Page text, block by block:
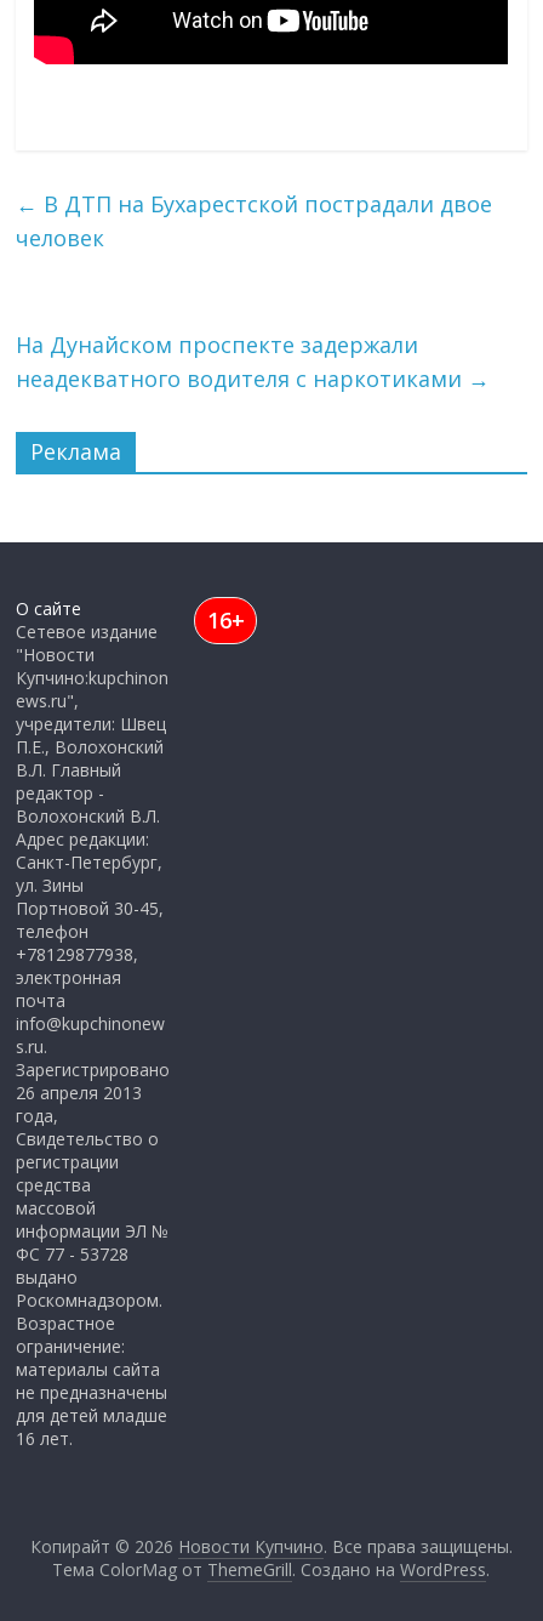
← В ДТП на Бухарестской пострадали двое
человек
На Дунайском проспекте задержали
неадекватного водителя с наркотиками →
Реклама
О сайте
Сетевое издание
"Новости
Купчино:kupchinon
ews.ru",
учредители: Швец
П.Е., Волохонский
В.Л. Главный
редактор -
Волохонский В.Л.
Адрес редакции:
Санкт-Петербург,
ул. Зины
Портновой 30-45,
телефон
+78129877938,
электронная
почта
info@kupchinonew
s.ru.
Зарегистрировано
26 апреля 2013
года,
Свидетельство о
регистрации
средства
массовой
информации ЭЛ №
ФС 77 - 53728
выдано
Роскомнадзором.
Возрастное
ограничение:
материалы сайта
не предназначены
для детей младше
16 лет.
16+
Копирайт © 2026 Новости Купчино. Все права защищены.
Тема ColorMag от ThemeGrill. Создано наWordPress.